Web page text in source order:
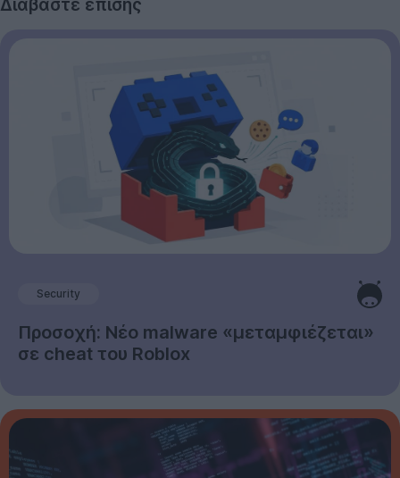
Διαβάστε επίσης
Security
Προσοχή: Νέο malware «μεταμφιέζεται»
σε cheat του Roblox